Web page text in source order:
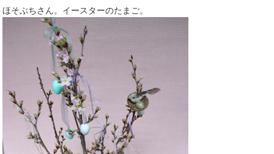
ほそぶちさん。イースターのたまご。